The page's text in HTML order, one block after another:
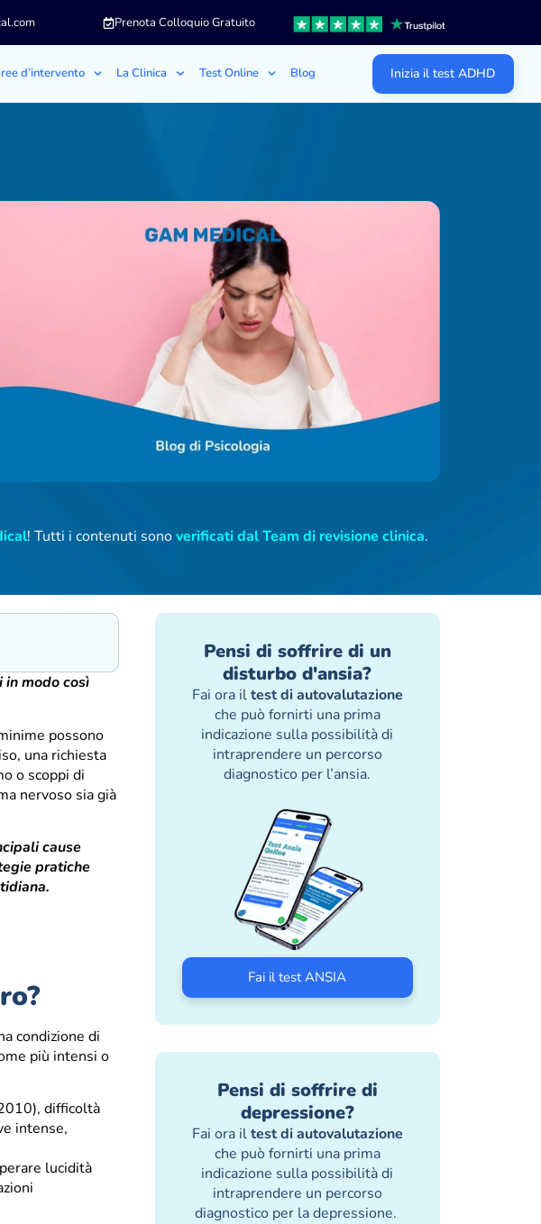
Prenota Colloquio Gratuito
d’intervento La Clinica Test Online Blog Inizia il test ADHD
! Tutti i contenuti sonoverificati dal Team di revisione clinica.
modo così
possono
una richiesta
o scoppi di
nervoso sia già
cause
pratiche
condizione di
più intensi o
difficoltà
intense,
lucidità
Pensi di soffrire di un
disturbo d'ansia?
Fai ora iltest di autovalutazione
che può fornirti una prima
indicazione sulla possibilità di
intraprendere un percorso
diagnostico per l’ansia.
Fai il test ANSIA
Pensi di soffrire di
depressione?
Fai ora iltest di autovalutazione
che può fornirti una prima
indicazione sulla possibilità di
intraprendere un percorso
diagnostico per la depressione.